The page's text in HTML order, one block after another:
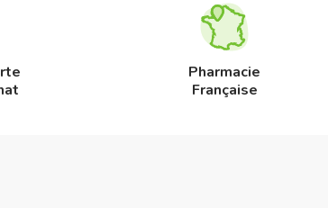
Pharmacie
Française